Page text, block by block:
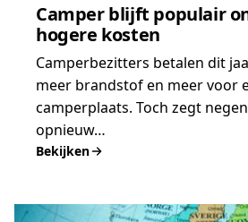
Camper blijft populair
hogere kosten
Camperbezitters betalen dit
meer brandstof en meer voor
camperplaats. Toch zegt
opnieuw…
Bekijken
:
populair